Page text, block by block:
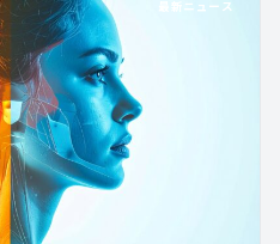
最新ニュース